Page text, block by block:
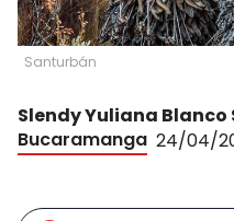
Santurbán
Slendy Yuliana Blanco
Bucaramanga 24/04/